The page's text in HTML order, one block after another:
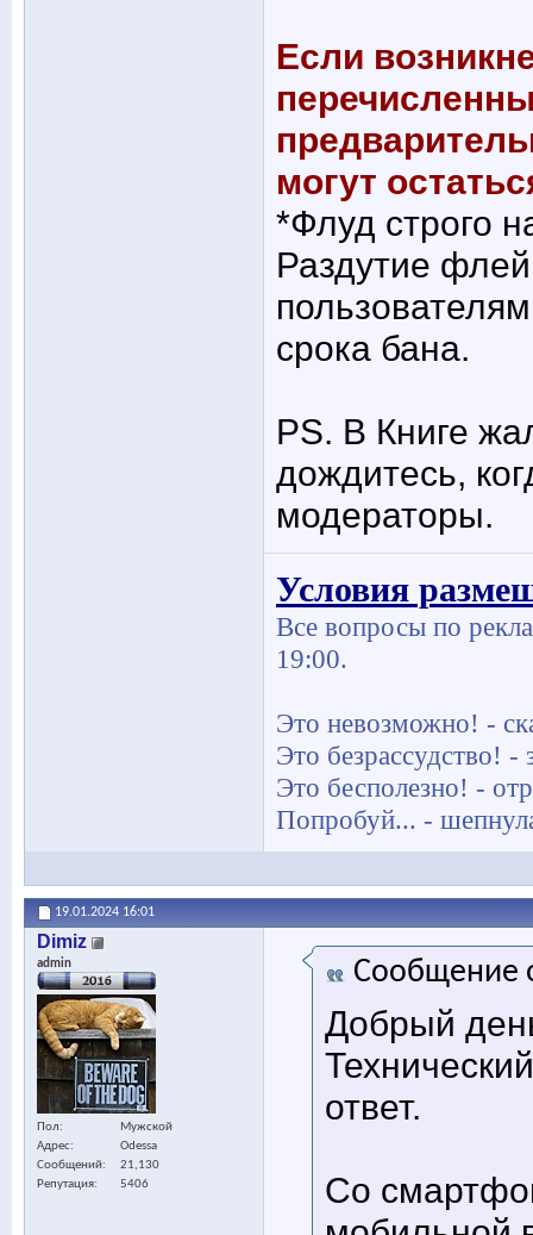
Если
могут
*Флуд строго
Раздутие
срока бана.
PS. В Книге
дождитесь,
модераторы.
Условия
Все вопросы по
19:00.
Это невозможно! -
Это безрассудство! -
Это бесполезно! -
Попробуй... -
19.01.2024 16:01
Dimiz
admin
Пол
Мужской
Адрес
Odessa
Сообщений
21,130
Репутация
5406
Сообщение
Добрый
ответ.
Со